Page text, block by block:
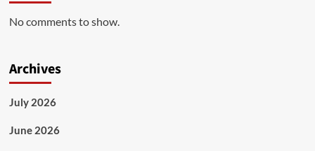
No comments to show.
Archives
July 2026
June 2026